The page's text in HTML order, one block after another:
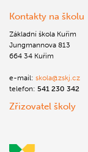
Kontakty na školu
Základní škola Kuřim
Jungmannova 813
664 34 Kuřim
e-mail: skola@zskj.cz
telefon: 541 230 342
Zřizovatel školy